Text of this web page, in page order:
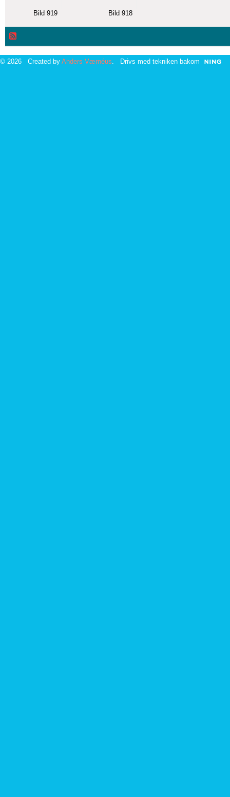
Bild 919 Bild 918
© 2026 Created by Anders Værnéus . Drivs med tekniken bakom